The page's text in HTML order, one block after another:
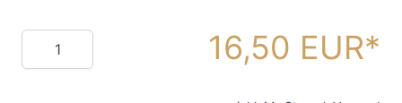
Menge 16,50 EUR